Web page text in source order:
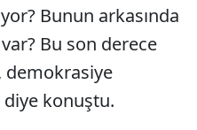
Bunun arkasında
Bu son derece
demokrasiye
konuştu.